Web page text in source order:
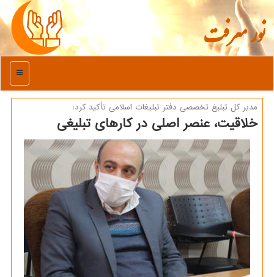
نور معرفت
منو
مدیر كل تبلیغ تخصصی دفتر تبلیغات اسلامی تأكید كرد:
خلاقیت، عنصر اصلی در كارهای تبلیغی